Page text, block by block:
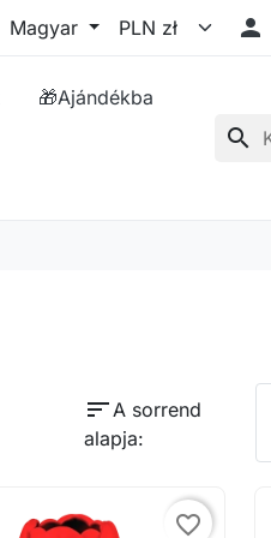
Magyar 
🎁Ajándékba
search
sort A sorrend
alapja:
favorite_border